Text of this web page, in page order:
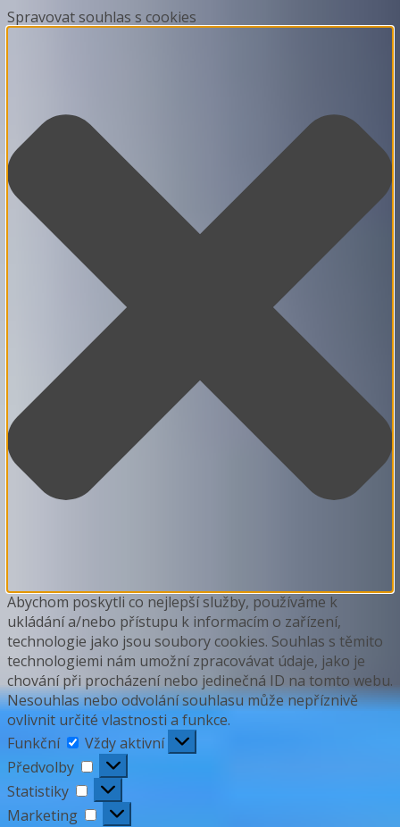
Spravovat souhlas s cookies
Abychom poskytli co nejlepší služby, používáme k
ukládání a/nebo přístupu k informacím o zařízení,
technologie jako jsou soubory cookies. Souhlas s těmito
technologiemi nám umožní zpracovávat údaje, jako je
chování při procházení nebo jedinečná ID na tomto webu.
Nesouhlas nebo odvolání souhlasu může nepříznivě
ovlivnit určité vlastnosti a funkce.
Funkční
Funkční
Vždy aktivní
Předvolby
Předvolby
Statistiky
Statistiky
Marketing
Marketing